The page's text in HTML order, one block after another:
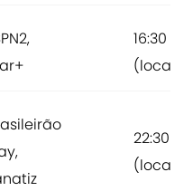
16:30
(local)
22:30
(local)